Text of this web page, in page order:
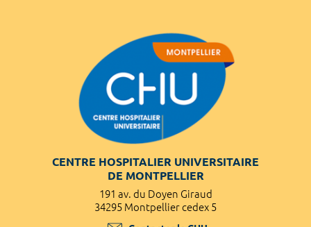
CENTRE HOSPITALIER UNIVERSITAIRE
DE MONTPELLIER
191 av. du Doyen Giraud
34295 Montpellier cedex 5